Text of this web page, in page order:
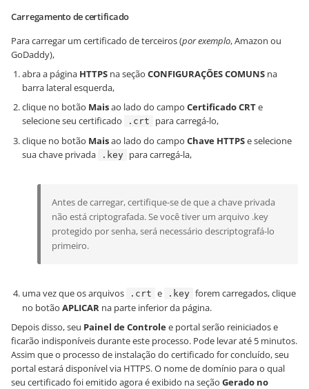
Carregamento de certificado
Para carregar um certificado de terceiros (por exemplo, Amazon ou
GoDaddy),
abra a página HTTPS na seção CONFIGURAÇÕES COMUNS na
barra lateral esquerda,
clique no botão Maisao lado do campo Certificado CRTe
selecione seu certificado
.crt
para carregá-lo,
clique no botão Maisao lado do campo Chave HTTPSe selecione
sua chave privada
.key para carregá-la,
Antes de carregar, certifique-se de que a chave privada
não está criptografada. Se você tiver um arquivo .key
protegido por senha, será necessário descriptografá-lo
primeiro.
uma vez que os arquivos .crt e .key forem carregados, clique
no botão APLICAR na parte inferior da página.
Depois disso, seu Painel de Controlee portal serão reiniciados e
ficarão indisponíveis durante este processo. Pode levar até 5 minutos.
Assim que o processo de instalação do certificado for concluído, seu
portal estará disponível via HTTPS. O nome de domínio para o qual
seu certificado foi emitido agora é exibido na seção Gerado no